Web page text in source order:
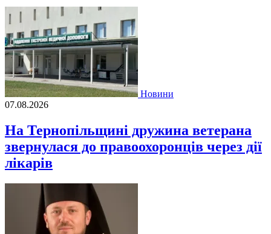
Новини
07.08.2026
На Тернопільщині дружина ветерана
звернулася до правоохоронців через дії
лікарів